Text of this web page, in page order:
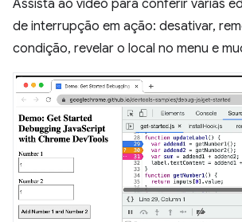
Assista ao vídeo para conferir várias
de interrupção em ação: desativar,
condição, revelar o local no menu e